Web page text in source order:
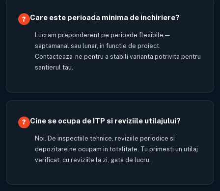
Care este perioada minima de inchiriere?
Lucram preponderent pe perioade flexibile —
saptamanal sau lunar, in functie de proiect.
Contacteaza-ne pentru a stabili varianta potrivita pentru
santierul tau.
Cine se ocupa de ITP si reviziile utilajului?
Noi. De inspectiile tehnice, reviziile periodice si
depozitare ne ocupam in totalitate. Tu primesti un utilaj
verificat, cu reviziile la zi, gata de lucru.